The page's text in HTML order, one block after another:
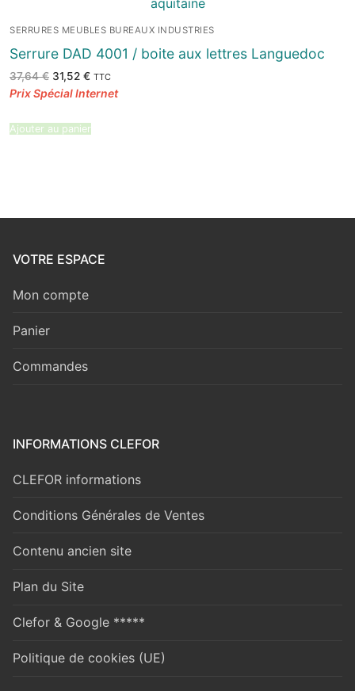
SERRURES MEUBLES BUREAUX INDUSTRIES
Serrure DAD 4001 / boite aux lettres Languedoc
37,64€ Le
prix
initial
31,52 €Le
actuel
TTC
Ajouter au panier
VOTRE ESPACE
Mon compte
Panier
Commandes
INFORMATIONS CLEFOR
CLEFOR informations
Conditions Générales de Ventes
Contenu ancien site
Plan du Site
Clefor & Google *****
Politique de cookies (UE)